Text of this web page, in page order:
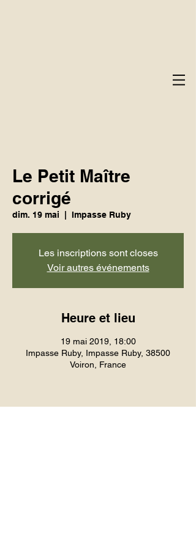
Le Petit Maître
corrigé
dim. 19 mai Impasse Ruby
Les inscriptions sont closes
Voir autres événements
Heure et lieu
19 mai 2019, 18:00
Impasse Ruby, Impasse Ruby, 38500
Voiron, France